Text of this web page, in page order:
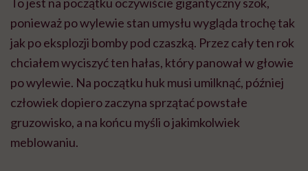
Zanim przychodzą jakieś refleksje, głębsze myśli, to
musi opaść kurz samego zdarzenia. To nie jest tak, że
od razu człowiek myśli o tym, że „ja bym chciał znowu
jeździć na motocyklu albo prowadzić program w radiu”.
Bo na początku to jest po prostu walka o życie. Trzeba
opanować panikę,depresję. O jakiejkolwiek pracy
myśli się na samym końcu.